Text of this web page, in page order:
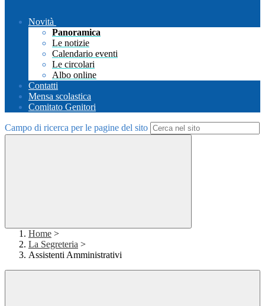
Novità
Panoramica
Le notizie
Calendario eventi
Le circolari
Albo online
Contatti
Mensa scolastica
Comitato Genitori
Campo di ricerca per le pagine del sito
Home >
La Segreteria >
Assistenti Amministrativi